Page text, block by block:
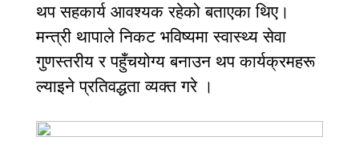
थप सहकार्य आवश्यक रहेको बताएका थिए।
मन्त्री थापाले निकट भविष्यमा स्वास्थ्य सेवा
गुणस्तरीय र पहुँचयोग्य बनाउन थप कार्यक्रमहरू
ल्याइने प्रतिवद्धता व्यक्त गरे ।